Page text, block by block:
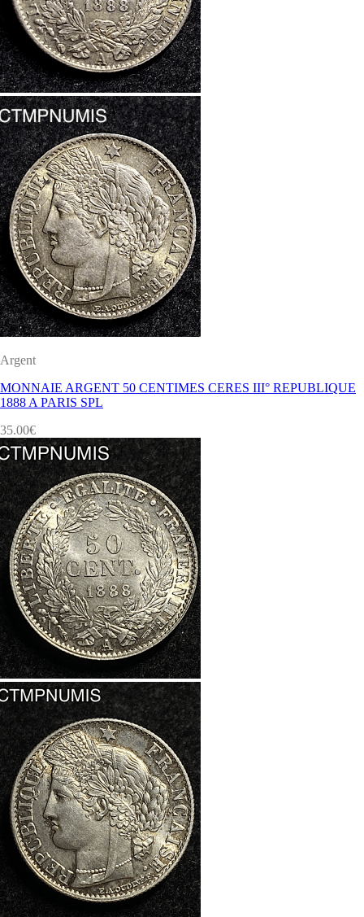
Argent
MONNAIE ARGENT 50 CENTIMES CERES III° REPUBLIQUE
1888 A PARIS SPL
35.00€